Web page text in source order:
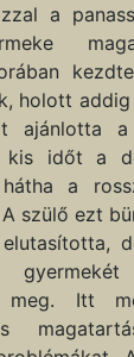
a
holott
ajánlotta
időt a
a
szülő ezt
meg. Itt